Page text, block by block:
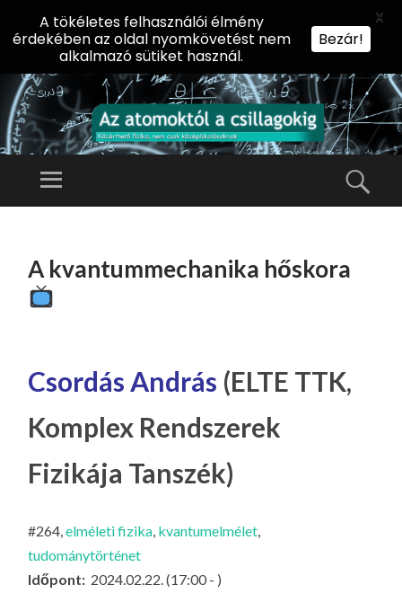
AZ
KT
CS
IL
LA
G
O
KI
G
Előadássorozat
Természettudományi
Menü
TARTALOMHOZ
A kvantummechanika hőskora
Csordás András (ELTE TTK,
Komplex Rendszerek
Fizikája Tanszék)
#264,elméleti fizika, kvantumelmélet,
tudománytörténet
Időpont: 2024.02.22. (17:00 - )
A tökéletes felhasználói élmény
érdekében az oldal nyomkövetést nem
alkalmazó sütiket használ.
Bezár!
X